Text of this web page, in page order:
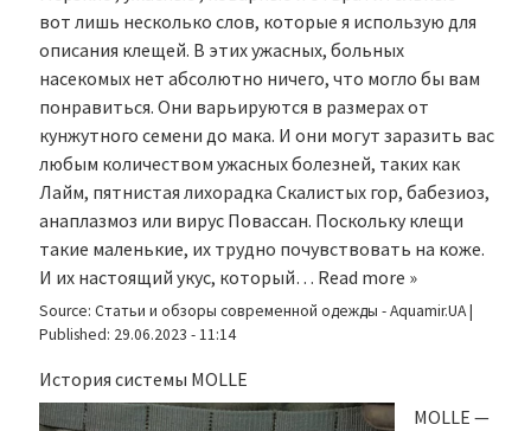
вот лишь несколько слов, которые я использую для
описания клещей. В этих ужасных, больных
насекомых нет абсолютно ничего, что могло бы вам
понравиться. Они варьируются в размерах от
кунжутного семени до мака. И они могут заразить вас
любым количеством ужасных болезней, таких как
Лайм, пятнистая лихорадка Скалистых гор, бабезиоз,
анаплазмоз или вирус Повассан. Поскольку клещи
такие маленькие, их трудно почувствовать на коже.
И их настоящий укус, который… Read more »
Source: Статьи и обзоры современной одежды - Aquamir.UA|
Published: 29.06.2023 - 11:14
История системы MOLLE
MOLLE —